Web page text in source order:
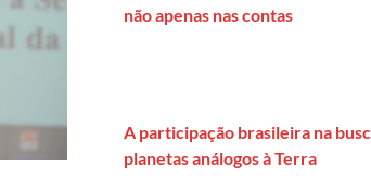
não apenas nas contas
A participação brasileira na
planetas análogos à Terra